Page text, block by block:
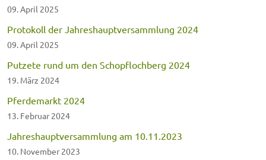
09. April 2025
Protokoll der Jahreshauptversammlung 2024
09. April 2025
Putzete rund um den Schopflochberg 2024
19. März 2024
Pferdemarkt 2024
13. Februar 2024
Jahreshauptversammlung am 10.11.2023
10. November 2023